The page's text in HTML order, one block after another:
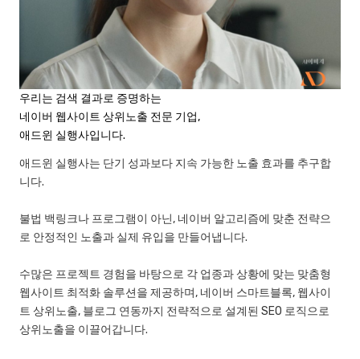
우리는 검색 결과로 증명하는
네이버 웹사이트 상위노출 전문 기업,
애드윈 실행사입니다.
애드윈 실행사는 단기 성과보다 지속 가능한 노출 효과를 추구합
니다.
불법 백링크나 프로그램이 아닌, 네이버 알고리즘에 맞춘 전략으
로 안정적인 노출과 실제 유입을 만들어냅니다.
수많은 프로젝트 경험을 바탕으로 각 업종과 상황에 맞는 맞춤형
웹사이트 최적화 솔루션을 제공하며, 네이버 스마트블록, 웹사이
트 상위노출, 블로그 연동까지 전략적으로 설계된 SEO 로직으로
상위노출을 이끌어갑니다.